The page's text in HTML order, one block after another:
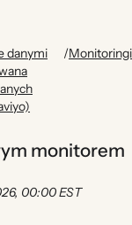
danymi
/Monitoringi
monitorem
00:00 EST